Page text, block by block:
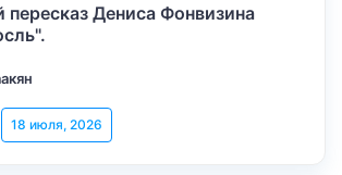
пересказ Дениса Фонвизина
18 июля, 2026